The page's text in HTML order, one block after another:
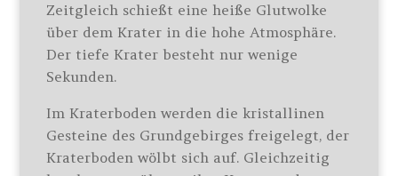
Zeitgleich schießt eine heiße Glutwolke
über dem Krater in die hohe Atmosphäre.
Der tiefe Krater besteht nur wenige
Sekunden.
Im Kraterboden werden die kristallinen
Gesteine des Grundgebirges freigelegt, der
Kraterboden wölbt sich auf. Gleichzeitig